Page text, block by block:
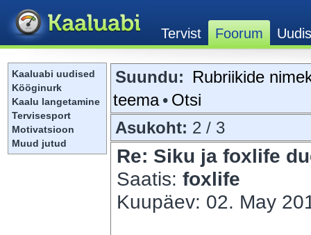
Kaaluabi uudised
Kööginurk
Kaalu langetamine
Tervisesport
Motivatsioon
Muud jutud
Suundu: Rubriikide
teema • Otsi
Asukoht: 2 / 3
Re: Siku ja foxlife
Saatis: foxlife
Kuupäev: 02. May